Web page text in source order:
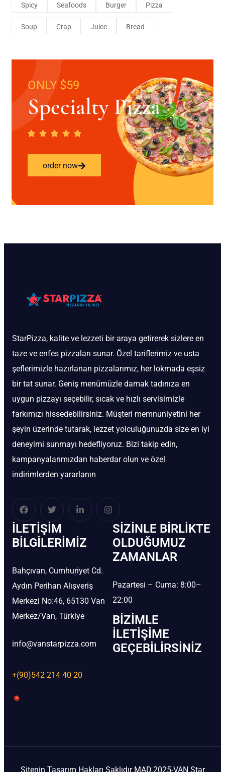
Spicy Seafoods Burger Pizza
Soup Crap Juice Bread
ONLY $59
Specialty Pizza
order now
StarPizza, kalite ve lezzeti bir araya getirerek sizlere en
taze ve enfes pizzaları sunar. Özel tariflerimiz ve usta
şeflerimizle hazırlanan pizzalarımız, her lokmada eşsiz
bir tat sunar. Geniş menümüzle damak tadınıza en
uygun pizzayı seçebilir, sıcak ve hızlı servisimizle
farkımızı hissedebilirsiniz. Müşteri memnuniyetini her
şeyin üzerinde tutarak, lezzet yolculuğunuzda size en iyi
deneyimi sunmayı hedefliyoruz. Bizi takip edin,
kampanyalarımızdan haberdar olun ve özel
indirimlerden yararlanın
İLETIŞIM
BİLGILERIMIZ
Bahçıvan, Cumhuriyet Cd.
Aydın Perihan Alışveriş
Merkezi No:46, 65130 Van
Merkez/Van, Türkiye
info@vanstarpizza.com
+(90)542 214 40 20
SIZINLE BIRLIKTE
OLDUĞUMUZ
ZAMANLAR
Pazartesi – Cuma: 8:00–
22:00
BIZIMLE
İLETIŞIME
GEÇEBILIRSINIZ
Sitenin Tasarım Hakları Saklıdır MAD.2025-VAN Star